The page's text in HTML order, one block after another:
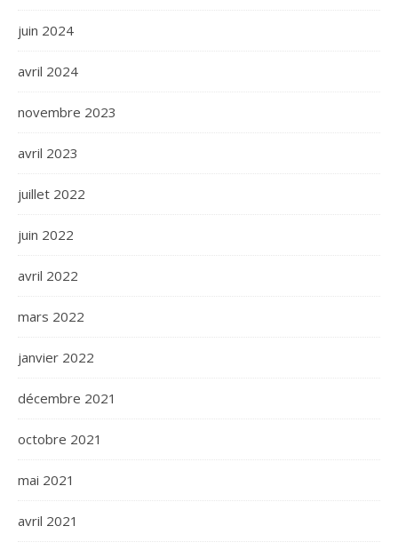
juin 2024
avril 2024
novembre 2023
avril 2023
juillet 2022
juin 2022
avril 2022
mars 2022
janvier 2022
décembre 2021
octobre 2021
mai 2021
avril 2021